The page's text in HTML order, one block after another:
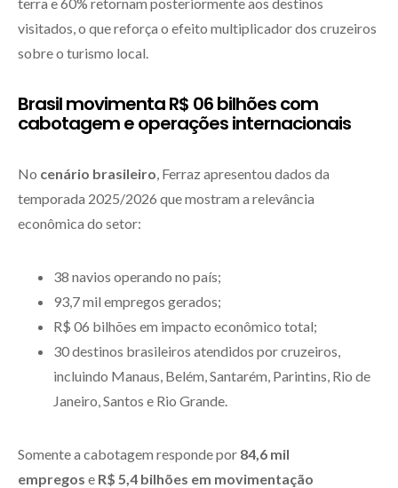
visitados, o que reforça o efeito multiplicador dos cruzeiros
sobre o turismo local.
Brasil movimenta R$ 06 bilhões com
cabotagem e operações internacionais
No cenário brasileiro , Ferraz apresentou dados da
temporada 2025/2026 que mostram a relevância
econômica do setor:
38 navios operando no país;
93,7 mil empregos gerados;
R$ 06 bilhões em impacto econômico total;
30 destinos brasileiros atendidos por cruzeiros,
incluindo Manaus, Belém, Santarém, Parintins, Rio de
Janeiro, Santos e Rio Grande.
Somente a cabotagem responde por 84,6 mil
empregos e R$ 5,4 bilhões em movimentação